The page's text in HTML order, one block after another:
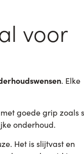
voor
. Elke
goede grip zoals
onderhoud.
Het is slijtvast en